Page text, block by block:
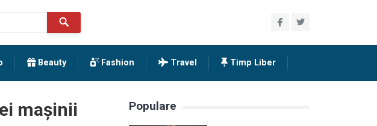
Beauty Fashion Travel Timp Liber
mașinii Populare